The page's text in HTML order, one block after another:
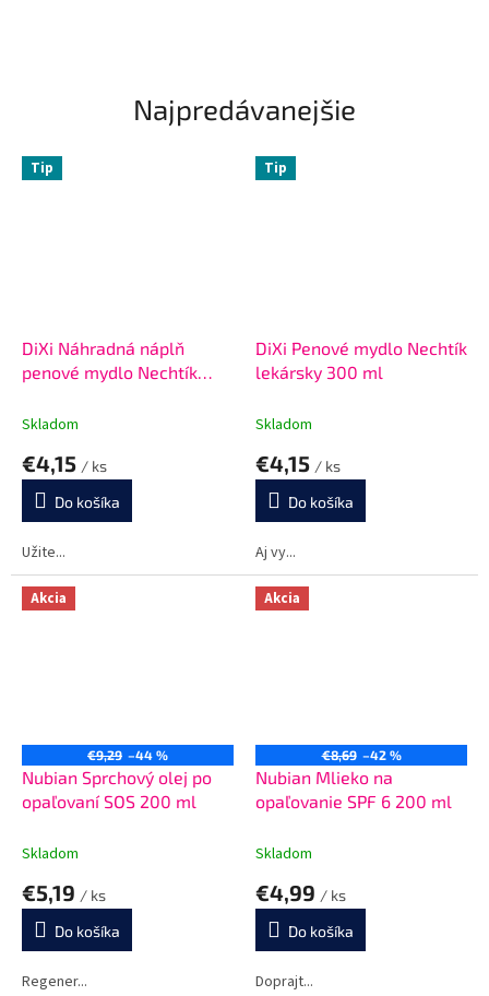
Najpredávanejšie
Tip
DiXi Náhradná náplň
penové mydlo Nechtík
Skladom
€4,15 / ks
Do košíka
Užite...
Tip
DiXi Penové mydlo Nechtík
lekársky 300 ml
Skladom
€4,15 / ks
Do košíka
Aj vy...
Akcia
€9,29 –44 %
Nubian Sprchový olej po
opaľovaní SOS 200 ml
Skladom
€5,19 / ks
Do košíka
Regener...
Akcia
€8,69 –42 %
Nubian Mlieko na
opaľovanie SPF 6 200 ml
Skladom
€4,99 / ks
Do košíka
Doprajt...